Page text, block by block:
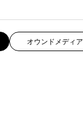
オウンドメディア